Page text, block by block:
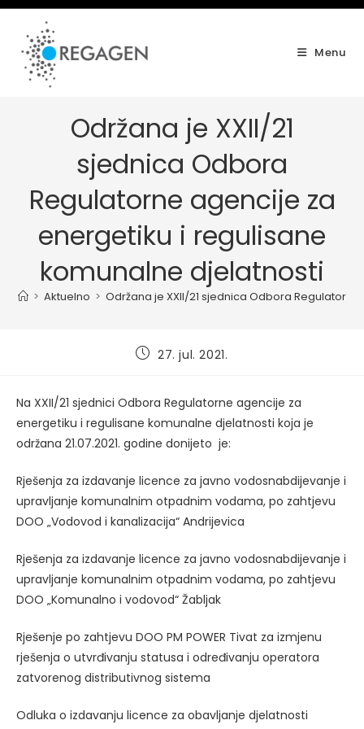
Skip
content
Menu
Održana je XXII/21
sjednica Odbora
Regulatorne agencije za
energetiku i regulisane
komunalne djelatnosti
> Aktuelno > Održana je XXII/21 sjednica Odbora
Post27. jul. 2021.
Na XXII/21 sjednici Odbora Regulatorne agencije za
energetiku i regulisane komunalne djelatnosti koja je
održana 21.07.2021. godine donijeto je:
Rješenja za izdavanje licence za javno vodosnabdijevanje i
upravljanje komunalnim otpadnim vodama, po zahtjevu
DOO „Vodovod i kanalizacija“ Andrijevica
Rješenja za izdavanje licence za javno vodosnabdijevanje i
upravljanje komunalnim otpadnim vodama, po zahtjevu
DOO „Komunalno i vodovod“ Žabljak
Rješenje po zahtjevu DOO PM POWER Tivat za izmjenu
rješenja o utvrđivanju statusa i određivanju operatora
zatvorenog distributivnog sistema
Odluka o izdavanju licence za obavljanje djelatnosti